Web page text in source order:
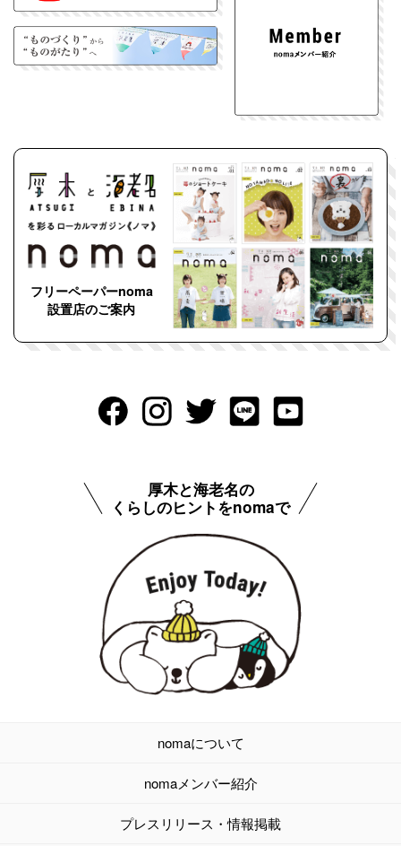
フリーペーパーnoma
設置店のご案内
厚木と海老名の
くらしのヒントをnomaで
nomaについて
nomaメンバー紹介
プレスリリース・情報掲載